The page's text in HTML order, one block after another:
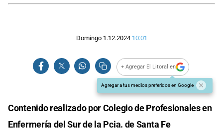
Domingo 1.12.2024 10:01
+ Agregar El Litoral en
Agregar a tus medios preferidos en Google
Contenido realizado por Colegio de Profesionales en
Enfermería del Sur de la Pcia. de Santa Fe